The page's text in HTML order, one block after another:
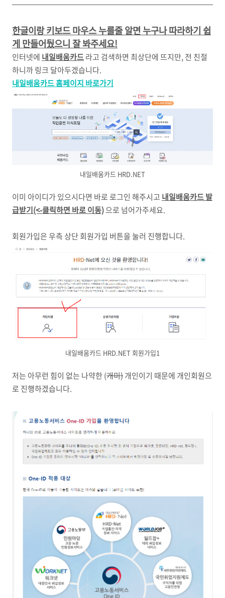
한글이랑 키보드 마우스 누를줄 알면 누구나 따라하기 쉽
게 만들어뒀으니 잘 봐주세요!
인터넷에 내일배움카드라고 검색하면 최상단에 뜨지만, 전 친절
하니까 링크 달아두겠습니다.
내일배움카드 홈페이지 바로가기
내일배움카드 HRD.NET
이미 아이디가 있으시다면 바로 로그인 해주시고 내일배움카드 발
급받기(<-클릭하면 바로 이동)으로 넘어가주세요.
회원가입은 우측 상단 회원가입 버튼을 눌러 진행합니다.
내일배움카드 HRD.NET 회원가입1
저는 아무런 힘이 없는 나약한 (개미)개인이기 때문에 개인회원으
로 진행하겠습니다.